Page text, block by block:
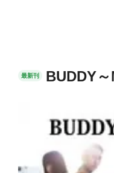
最新刊 BUDDY